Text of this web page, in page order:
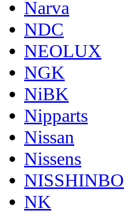
Narva
NDC
NEOLUX
NGK
NiBK
Nipparts
Nissan
Nissens
NISSHINBO
NK